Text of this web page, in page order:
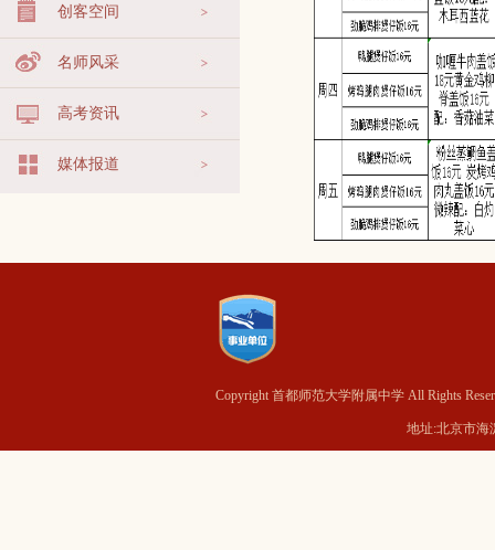
创客空间
名师风采
高考资讯
媒体报道
Copyright 首都师范大学附属中学 All Rights
地址:北京市海